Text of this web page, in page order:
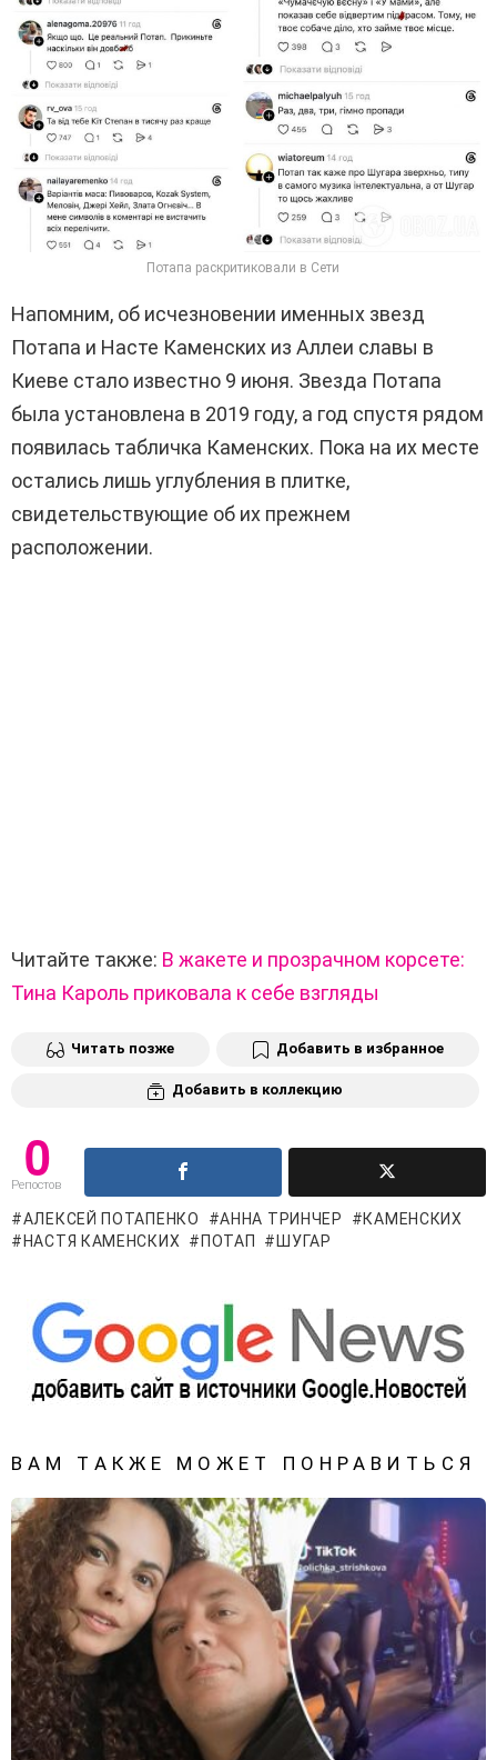
Потапа раскритиковали в Сети
Напомним, об исчезновении именных звезд
Потапа и Насте Каменских из Аллеи славы в
Киеве стало известно 9 июня. Звезда Потапа
была установлена ​​в 2019 году, а год спустя рядом
появилась табличка Каменских. Пока на их месте
остались лишь углубления в плитке,
свидетельствующие об их прежнем
расположении.
Читайте также: В жакете и прозрачном корсете:
Тина Кароль приковала к себе взгляды
Читать позже Добавить в избранное
Добавить в коллекцию
0
Репостов
АЛЕКСЕЙ ПОТАПЕНКО АННА ТРИНЧЕР
КАМЕНСКИХ
НАСТЯ КАМЕНСКИХ
ПОТАП ШУГАР
ВАМ ТАКЖЕ МОЖЕТ ПОНРАВИТЬСЯ